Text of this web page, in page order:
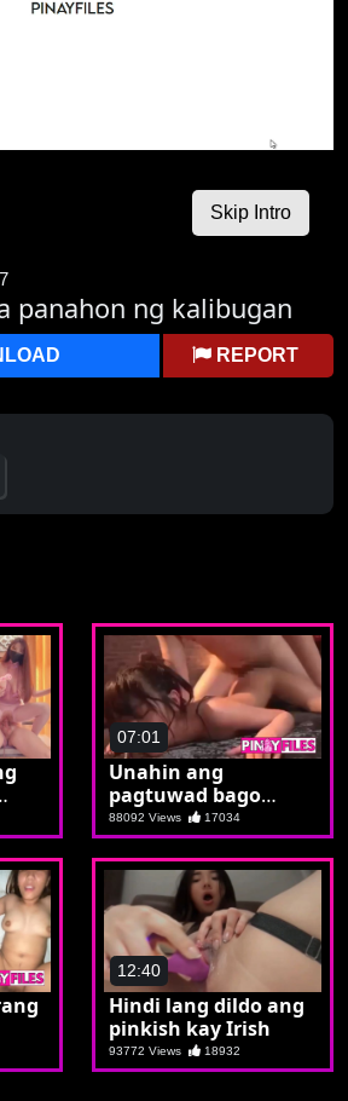
panahon ng kalibugan
REPORT
si
07:01
Unahin ang
pagtuwad bago
humingi ng tawad
88092 Views 17034
12:40
Hindi lang dildo ang
pinkish kay Irish
93772 Views 18932